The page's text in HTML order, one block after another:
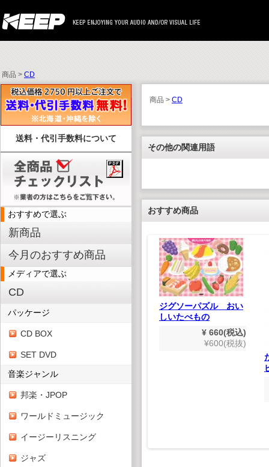
商品 >CD
送料・代引手数料について
おすすめで選ぶ
新商品
今月のおすすめ商品
メディアで選ぶ
CD
パッケージ
CD BOX
SET DVD
音楽ジャンル
邦楽・JPOP
ワールドミュージック
イージーリスニング
ジャズ
商品 > CD
その他の関連用語
おすすめ商品
の唄
税込)
税抜)
¥ 880(税込)
¥800(税抜)
ジグソーパズル おい
しいたべもの
¥ 660(税込)
¥600(税抜)